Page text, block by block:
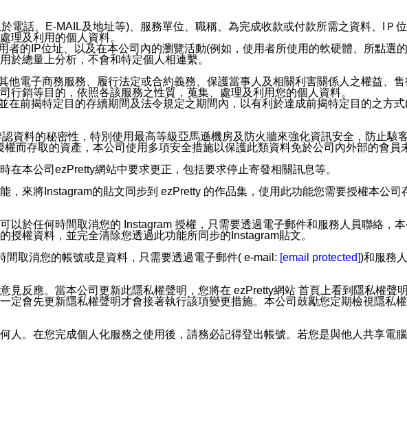
電話、E-MAIL及地址等)、服務單位、職稱、為完成收款或付款所需之資料、IＰ
理及利用的個人資料。
者的IP位址、以及在本公司內的瀏覽活動(例如，使用者所使用的軟硬體、所點選
於總量上分析，不會和特定個人相連繫。
他電子商務服務、履行法定或合約義務、保護當事人及相關利害關係人之權益、
銷等目的，依照各該服務之性質，蒐集、處理及利用您的個人資料。
前揭特定目的存續期間及法令規定之期間內，以有利於達成前揭特定目的之方式
資料的秘密性，特別使用最高等級亞馬遜機房及防火牆來強化資訊安全，防止駭
而存取的資產，本公司使用多項安全措施以保護此類資料免於公司內外部的會員
本公司ezPretty網站中要求更正，包括要求停止寄發相關訊息等。
，來將Instagram的貼文同步到 ezPretty 的作品集，使用此功能您需要授權本公
以於任何時間取消您的 Instagram 授權，只需要透過電子郵件和服務人員聯絡，
權資料，並完全清除您透過此功能所同步的Instagram貼文。
取消您的帳號或是資料，只需要透過電子郵件( e-mail: [email protected])和服務
見反應。當本公司更新此隱私權聲明，您將在 ezPretty網站 首頁上看到隱私權聲
定會先更新隱私權聲明才會接著執行該項變更措施。本公司鼓勵您定期檢視隱私
人。在您完成個人化服務之使用後，請務必記得登出帳號。若您是與他人共享電
公司/本服務好友，您仍可接收到通知型訊息。
以廣告或其他目的的訊息皆不會被傳送。滿足以下三個條件者，將可收到通知型訊